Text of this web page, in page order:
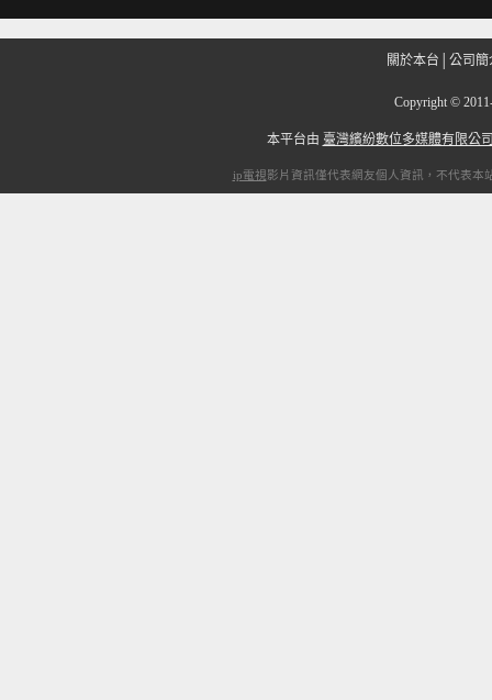
關於本台 公司簡
Copyright ©
本平台由 臺灣繽紛數位多媒體有限公
ip電視影片資訊僅代表網友個人資訊，不代表本